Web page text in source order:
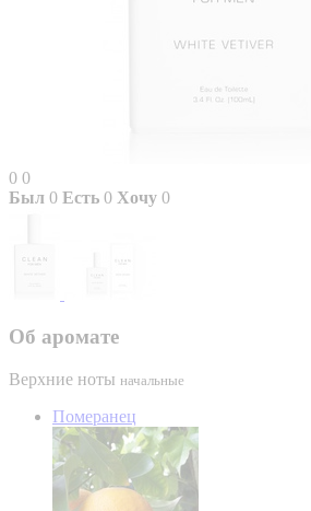
0 0
Был 0 Есть 0 Хочу 0
Об аромате
Верхние ноты начальные
Померанец